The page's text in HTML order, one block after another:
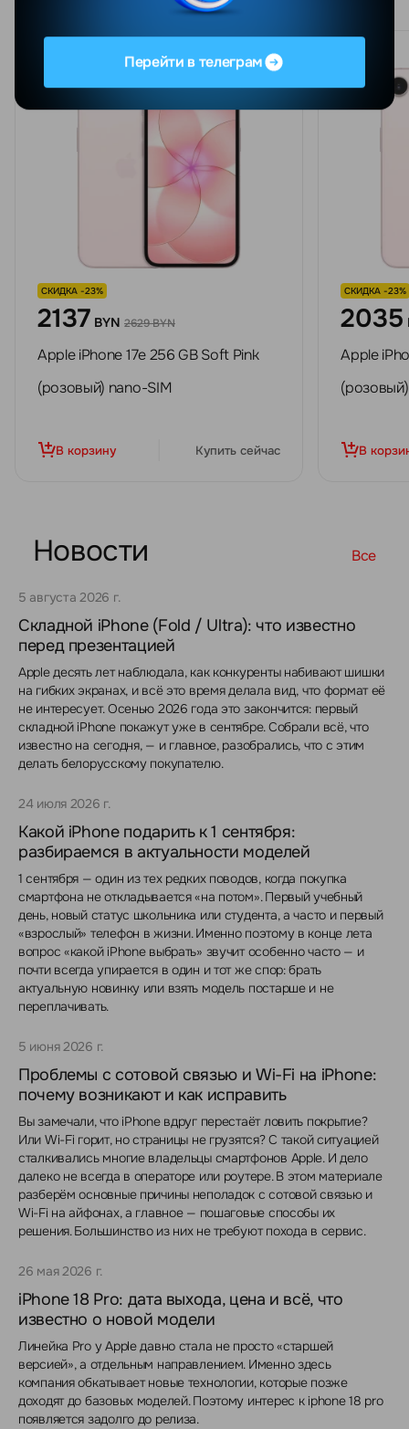
СКИДКА -23%
2137 BYN 2629 BYN
Apple iPhone 17e 256 GB Soft Pink
(розовый) nano-SIM
В корзину Купить сейчас
СКИДКА -23%
2035
Apple
(розовый)
В
Новости Все
5 августа 2026 г.
Складной iPhone (Fold / Ultra): что известно
перед презентацией
Apple десять лет наблюдала, как конкуренты набивают шишки
на гибких экранах, и всё это время делала вид, что формат её
не интересует. Осенью 2026 года это закончится: первый
складной iPhone покажут уже в сентябре. Собрали всё, что
известно на сегодня, — и главное, разобрались, что с этим
делать белорусскому покупателю.
24 июля 2026 г.
Какой iPhone подарить к 1 сентября:
разбираемся в актуальности моделей
1 сентября — один из тех редких поводов, когда покупка
смартфона не откладывается «на потом». Первый учебный
день, новый статус школьника или студента, а часто и первый
«взрослый» телефон в жизни. Именно поэтому в конце лета
вопрос «какой iPhone выбрать» звучит особенно часто — и
почти всегда упирается в один и тот же спор: брать
актуальную новинку или взять модель постарше и не
переплачивать.
5 июня 2026 г.
Проблемы с сотовой связью и Wi-Fi на iPhone:
почему возникают и как исправить
Вы замечали, что iPhone вдруг перестаёт ловить покрытие?
Или Wi-Fi горит, но страницы не грузятся? С такой ситуацией
сталкивались многие владельцы смартфонов Apple. И дело
далеко не всегда в операторе или роутере. В этом материале
разберём основные причины неполадок с сотовой связью и
Wi-Fi на айфонах, а главное — пошаговые способы их
решения. Большинство из них не требуют похода в сервис.
26 мая 2026 г.
iPhone 18 Pro: дата выхода, цена и всё, что
известно о новой модели
Линейка Pro у Apple давно стала не просто «старшей
версией», а отдельным направлением. Именно здесь
компания обкатывает новые технологии, которые позже
доходят до базовых моделей. Поэтому интерес к iphone 18 pro
появляется задолго до релиза.
Перейти в телеграм